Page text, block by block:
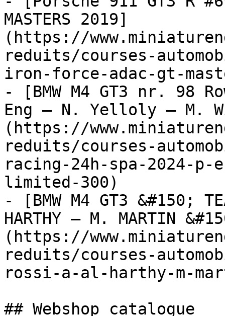
MASTERS 2019]
(https://
reduits/courses-
iron-force-adac-gt-
- [BMW M4 GT3 nr. 98
Eng – N. Yelloly – M.
(https://
reduits/courses-
racing-24h-spa-2024-
limited-300)
- [BMW M4 GT3 &#150;
HARTHY – M. MARTIN
(https://
reduits/courses-
rossi-a-al-harthy-m-
## Webshop catalogue